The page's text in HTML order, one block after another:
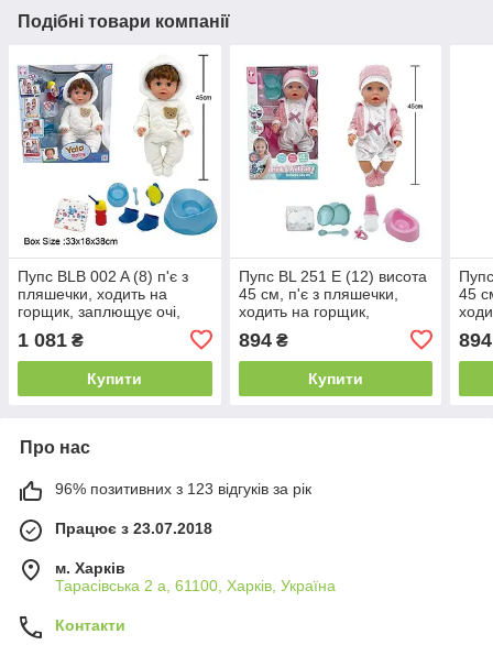
Подібні товари компанії
Пупс BLB 002 A (8) п'є з
пляшечки, ходить на
горщик, заплющує очі,
аксесуари, висота 45 см, в
коробці
1 081 ₴
Купити
Пупс BL 251 E (12) висота
45 см, п'є з пляшечки,
ходить на горщик,
одяг, аксесуари, в коробці
894₴
Купити
45
894
Про нас
96% позитивних з 123 відгуків за рік
Працює з 23.07.2018
м. Харків
Тарасівська 2 а, 61100, Харків, Україна
Контакти